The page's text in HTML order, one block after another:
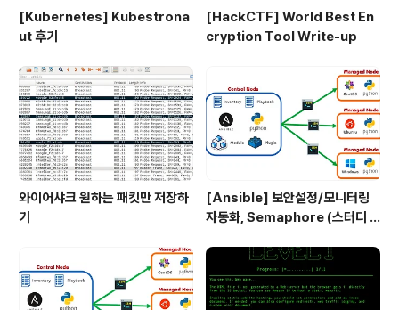
[Kubernetes] Kubestrona
ut 후기
[HackCTF] World Best En
cryption Tool Write-up
와이어샤크 원하는 패킷만 저장하
기
[Ansible] 보안설정/모니터링
자동화, Semaphore (스터디 4